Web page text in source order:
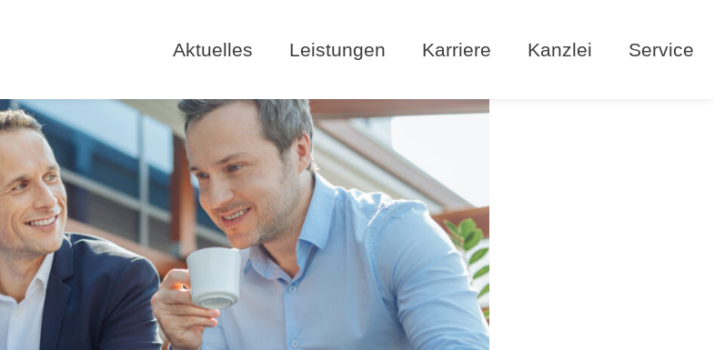
Aktuelles Leistungen Karriere Kanzlei Service